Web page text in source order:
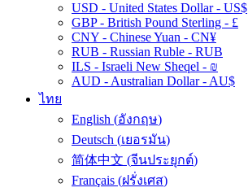
USD - United States Dollar - US$
GBP - British Pound Sterling - £
CNY - Chinese Yuan - CN¥
RUB - Russian Ruble - RUB
ILS - Israeli New Sheqel - ₪
AUD - Australian Dollar - AU$
ไทย
English (อังกฤษ)
Deutsch (เยอรมัน)
简体中文 (จีนประยุกต์)
Français (ฝรั่งเศส)